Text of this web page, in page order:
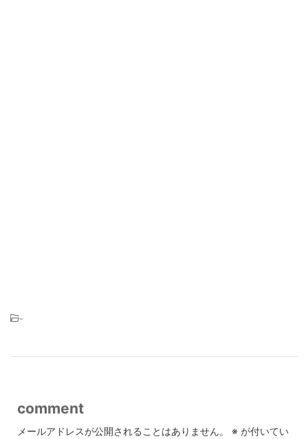
-
comment
メールアドレスが公開されることはありません。 ※ が付いてい